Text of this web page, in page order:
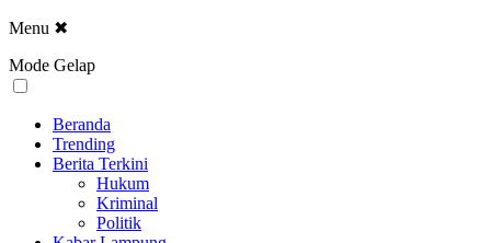
Menu ✖
Mode Gelap
Beranda
Trending
Berita Terkini
Hukum
Kriminal
Politik